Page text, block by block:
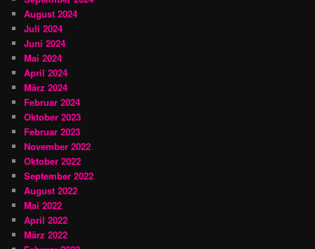
August 2024
Juli 2024
Juni 2024
Mai 2024
April 2024
März 2024
Februar 2024
Oktober 2023
Februar 2023
November 2022
Oktober 2022
September 2022
August 2022
Mai 2022
April 2022
März 2022